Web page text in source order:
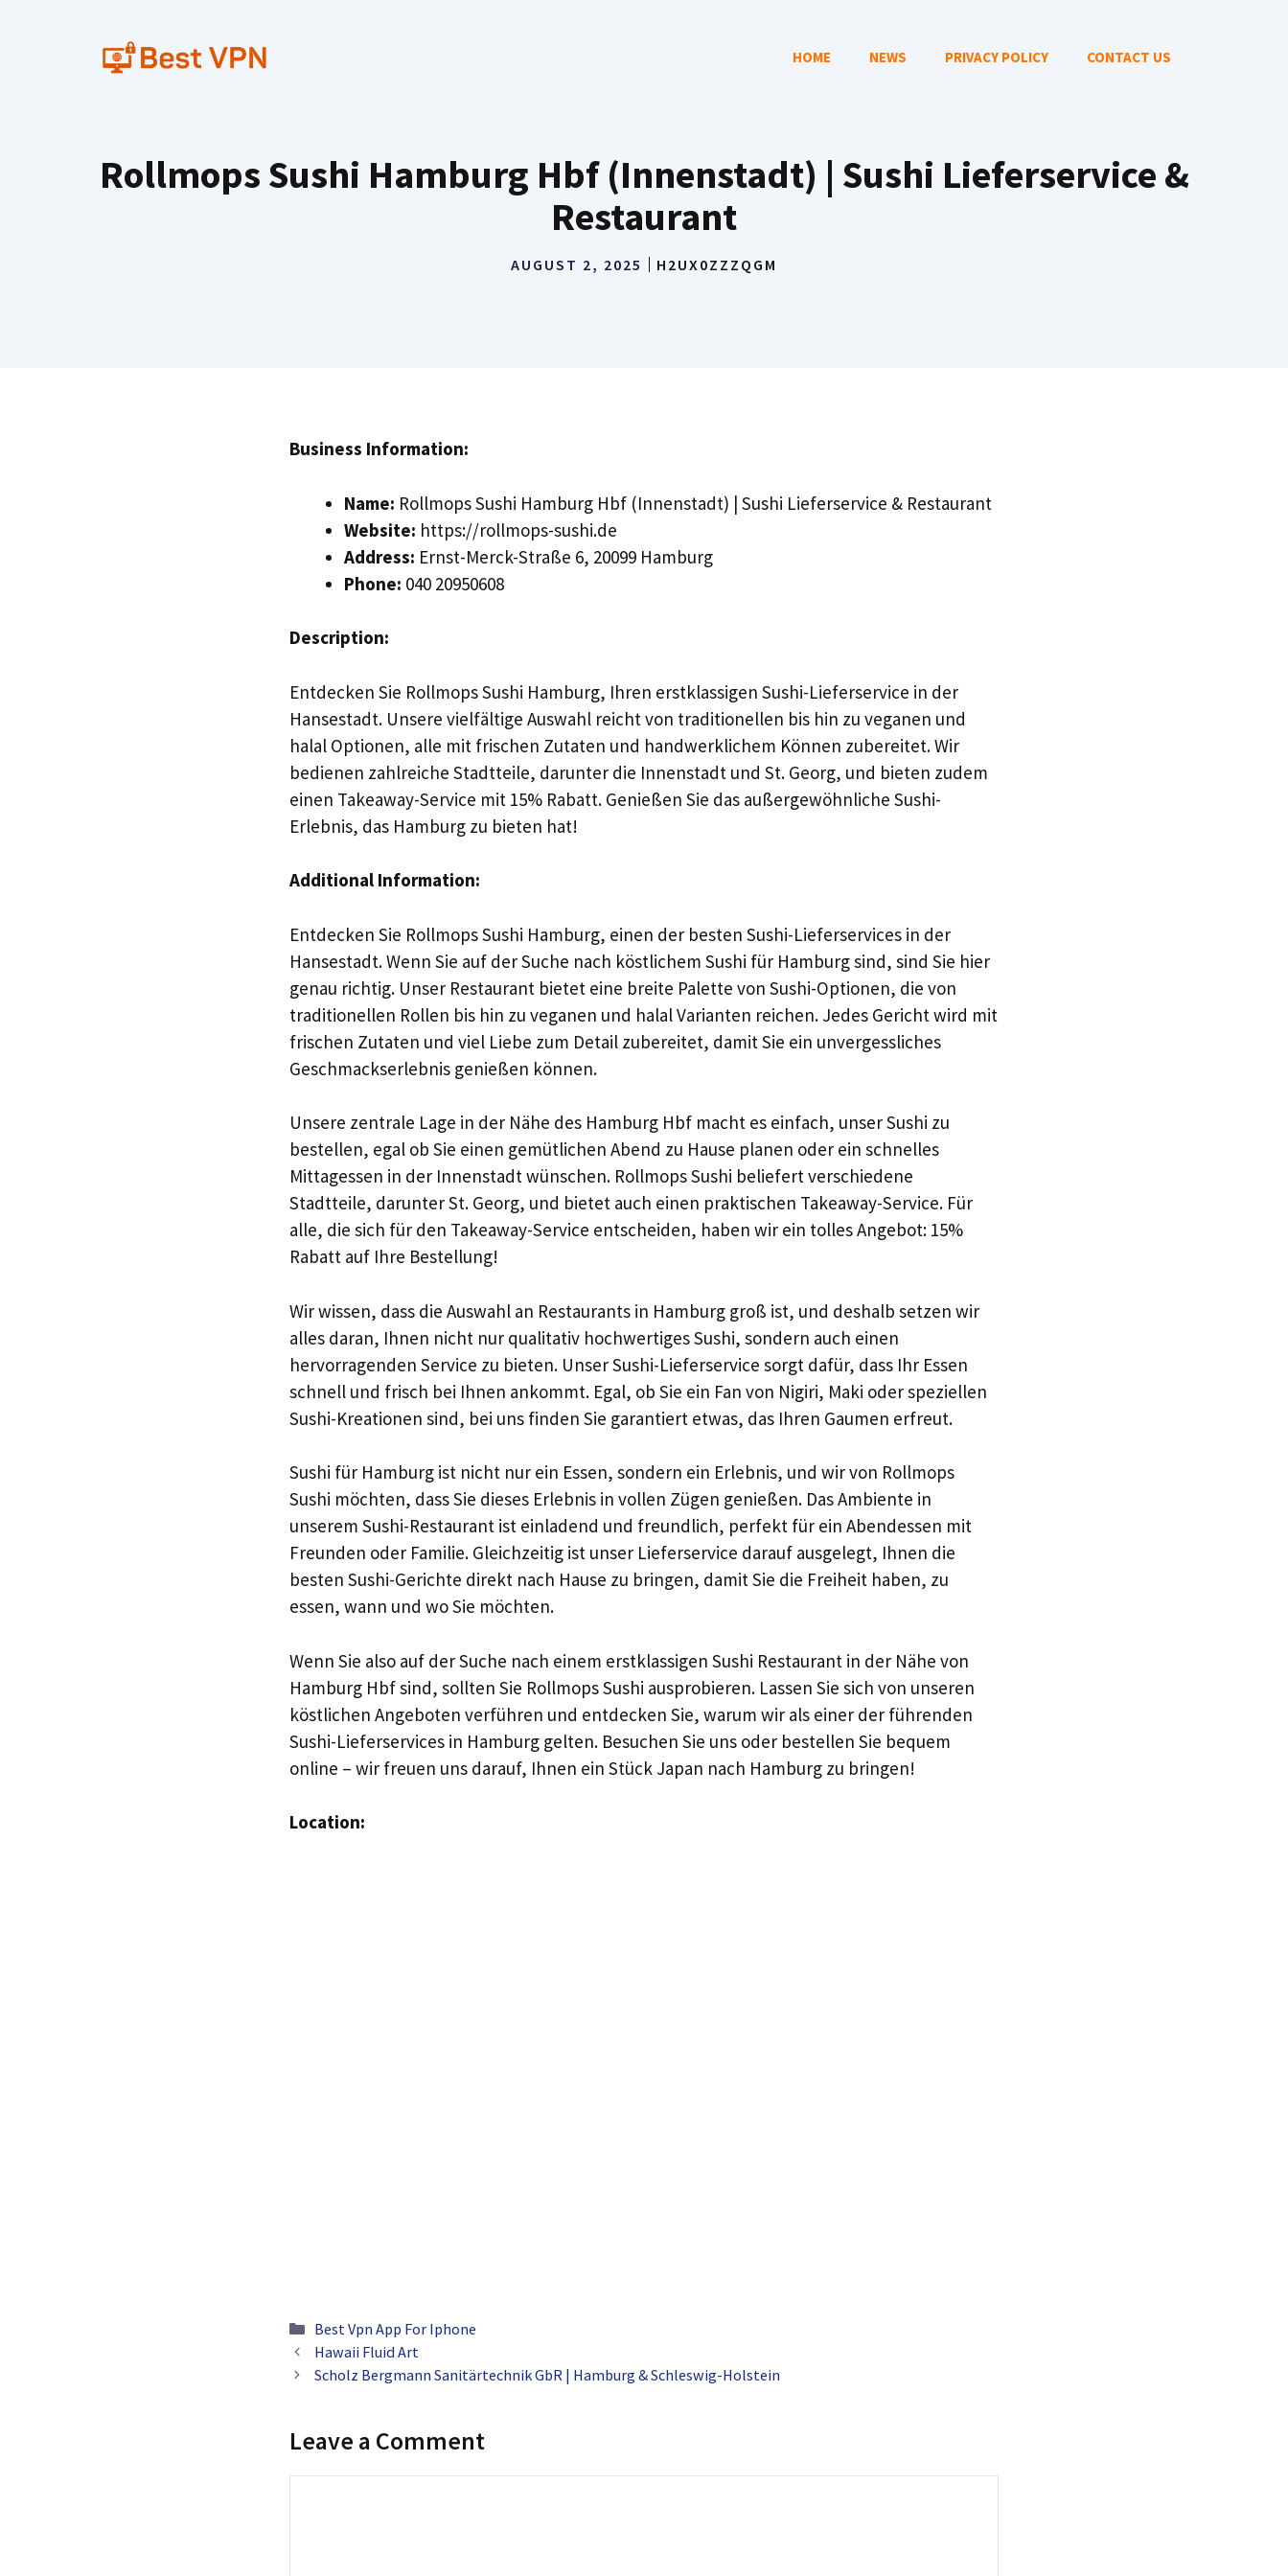
HOME NEWS PRIVACY POLICY CONTACT US
Rollmops Sushi Hamburg Hbf (Innenstadt) | Sushi Lieferservice &
Restaurant
AUGUST 2, 2025 H2UX0ZZZQGM
Business Information:
Name: Rollmops Sushi Hamburg Hbf (Innenstadt) | Sushi Lieferservice & Restaurant
Website: https://rollmops-sushi.de
Address: Ernst-Merck-Straße 6, 20099 Hamburg
Phone: 040 20950608
Description:
Entdecken Sie Rollmops Sushi Hamburg, Ihren erstklassigen Sushi-Lieferservice in der
Hansestadt. Unsere vielfältige Auswahl reicht von traditionellen bis hin zu veganen und
halal Optionen, alle mit frischen Zutaten und handwerklichem Können zubereitet. Wir
bedienen zahlreiche Stadtteile, darunter die Innenstadt und St. Georg, und bieten zudem
einen Takeaway-Service mit 15% Rabatt. Genießen Sie das außergewöhnliche Sushi-
Erlebnis, das Hamburg zu bieten hat!
Additional Information:
Entdecken Sie Rollmops Sushi Hamburg, einen der besten Sushi-Lieferservices in der
Hansestadt. Wenn Sie auf der Suche nach köstlichem Sushi für Hamburg sind, sind Sie hier
genau richtig. Unser Restaurant bietet eine breite Palette von Sushi-Optionen, die von
traditionellen Rollen bis hin zu veganen und halal Varianten reichen. Jedes Gericht wird mit
frischen Zutaten und viel Liebe zum Detail zubereitet, damit Sie ein unvergessliches
Geschmackserlebnis genießen können.
Unsere zentrale Lage in der Nähe des Hamburg Hbf macht es einfach, unser Sushi zu
bestellen, egal ob Sie einen gemütlichen Abend zu Hause planen oder ein schnelles
Mittagessen in der Innenstadt wünschen. Rollmops Sushi beliefert verschiedene
Stadtteile, darunter St. Georg, und bietet auch einen praktischen Takeaway-Service. Für
alle, die sich für den Takeaway-Service entscheiden, haben wir ein tolles Angebot: 15%
Rabatt auf Ihre Bestellung!
Wir wissen, dass die Auswahl an Restaurants in Hamburg groß ist, und deshalb setzen wir
alles daran, Ihnen nicht nur qualitativ hochwertiges Sushi, sondern auch einen
hervorragenden Service zu bieten. Unser Sushi-Lieferservice sorgt dafür, dass Ihr Essen
schnell und frisch bei Ihnen ankommt. Egal, ob Sie ein Fan von Nigiri, Maki oder speziellen
Sushi-Kreationen sind, bei uns finden Sie garantiert etwas, das Ihren Gaumen erfreut.
Sushi für Hamburg ist nicht nur ein Essen, sondern ein Erlebnis, und wir von Rollmops
Sushi möchten, dass Sie dieses Erlebnis in vollen Zügen genießen. Das Ambiente in
unserem Sushi-Restaurant ist einladend und freundlich, perfekt für ein Abendessen mit
Freunden oder Familie. Gleichzeitig ist unser Lieferservice darauf ausgelegt, Ihnen die
besten Sushi-Gerichte direkt nach Hause zu bringen, damit Sie die Freiheit haben, zu
essen, wann und wo Sie möchten.
Wenn Sie also auf der Suche nach einem erstklassigen Sushi Restaurant in der Nähe von
Hamburg Hbf sind, sollten Sie Rollmops Sushi ausprobieren. Lassen Sie sich von unseren
köstlichen Angeboten verführen und entdecken Sie, warum wir als einer der führenden
Sushi-Lieferservices in Hamburg gelten. Besuchen Sie uns oder bestellen Sie bequem
online – wir freuen uns darauf, Ihnen ein Stück Japan nach Hamburg zu bringen!
Location:
Categories
Best Vpn App For Iphone
Hawaii Fluid Art
Scholz Bergmann Sanitärtechnik GbR | Hamburg & Schleswig-Holstein
Leave a Comment